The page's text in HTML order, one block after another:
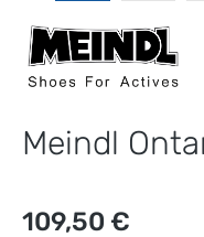
Meindl
Prezzo normale:
109,50 €